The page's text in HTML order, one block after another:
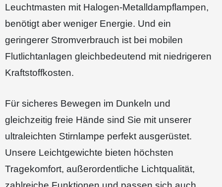
Leuchtmasten mit Halogen-​Metalldampflampen,
benötigt aber weniger Energie. Und ein
geringerer Stromverbrauch ist bei mobilen
Flutlichtanlagen gleichbedeutend mit niedrigeren
Kraftstoffkosten.
Für sicheres Bewegen im Dunkeln und
gleichzeitig freie Hände sind Sie mit unserer
ultraleichten Stirnlampe perfekt ausgerüstet.
Unsere Leichtgewichte bieten höchsten
Tragekomfort, außerordentliche Lichtqualität,